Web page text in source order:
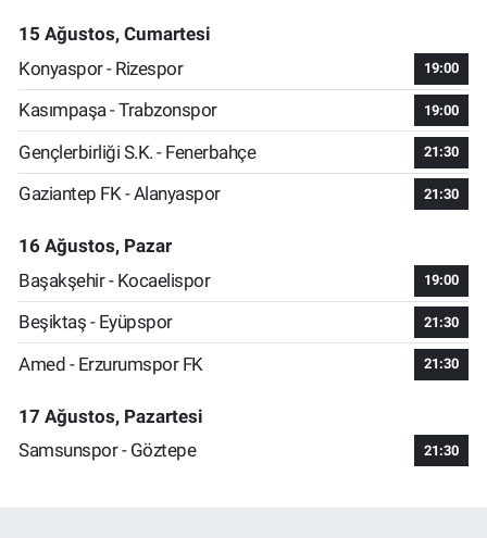
15 Ağustos, Cumartesi
Konyaspor - Rizespor
19:00
Kasımpaşa - Trabzonspor 19:00
Gençlerbirliği S.K. - Fenerbahçe 21:30
Gaziantep FK - Alanyaspor 21:30
16 Ağustos, Pazar
Başakşehir - Kocaelispor
19:00
Beşiktaş - Eyüpspor 21:30
Amed - Erzurumspor FK 21:30
17 Ağustos, Pazartesi
Samsunspor - Göztepe
21:30